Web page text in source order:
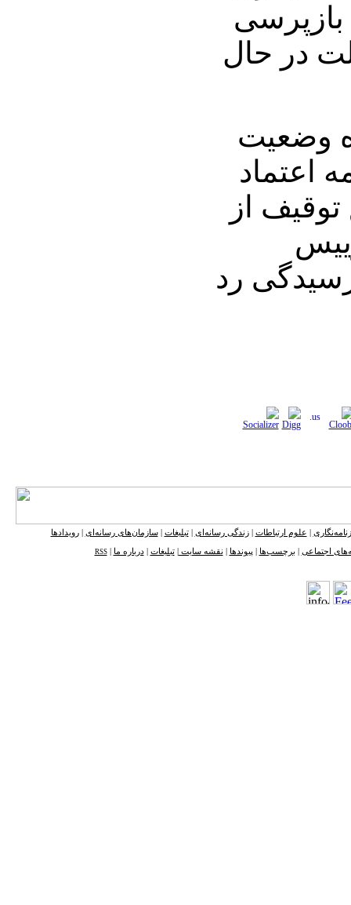
بازپرسی
در حال
وضعیت
اعتماد
از
رد
علوم ارتباطات |زندگی رسانه‌ای |تبلیغات سازمان‌های رسانه‌ای |رویدادها
اجتماعی برچسب‌ها پیوندها نقشه ‌سایت تبلیغات |درباره ما |
RSS